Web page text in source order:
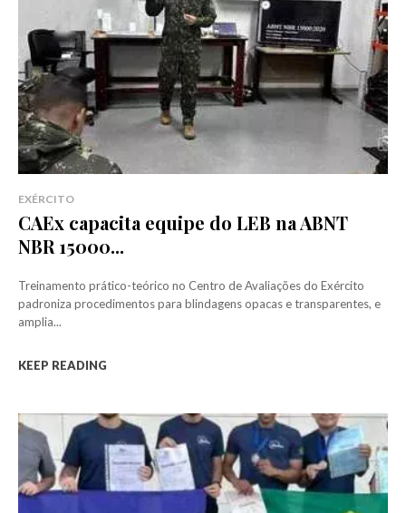
EXÉRCITO
CAEx capacita equipe do LEB na ABNT
NBR 15000...
Treinamento prático-teórico no Centro de Avaliações do Exército
padroniza procedimentos para blindagens opacas e transparentes, e
amplia...
KEEP READING